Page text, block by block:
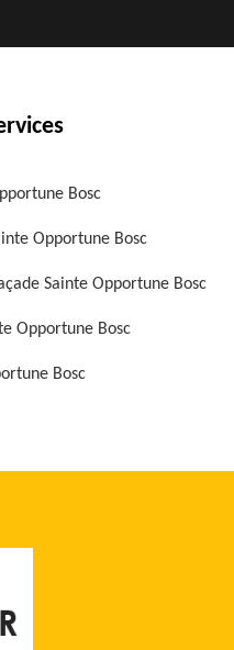
Bosc
Opportune Bosc
Sainte Opportune Bosc
Opportune Bosc
Bosc